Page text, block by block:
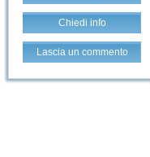
Chiedi info
Lascia un commento